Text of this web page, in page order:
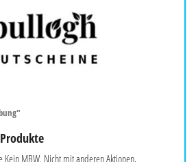
Kein MBW. Nicht mit anderen Aktionen,